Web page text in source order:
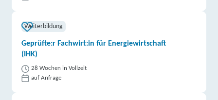
Weiterbildung
Geprüfte:r Fachwirt:in für Energiewirtschaft
(IHK)
28 Wochen in Vollzeit
auf Anfrage